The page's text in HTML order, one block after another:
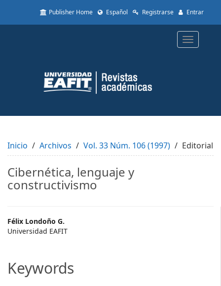
to
Content
Sidebar
Publisher Home Español Registrarse Entrar
Toggle
Inicio Archivos Vol. 33 Núm. 106 (1997) Editorial
Cibernética, lenguaje y
constructivismo
Main
Article
Félix Londoño G.
Universidad EAFIT
Keywords